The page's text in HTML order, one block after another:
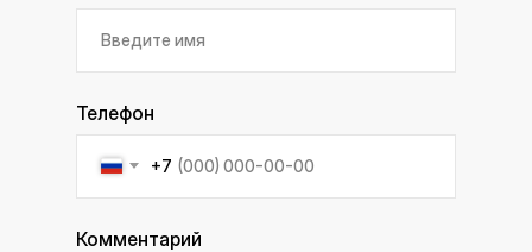
Телефон
+7
Комментарий